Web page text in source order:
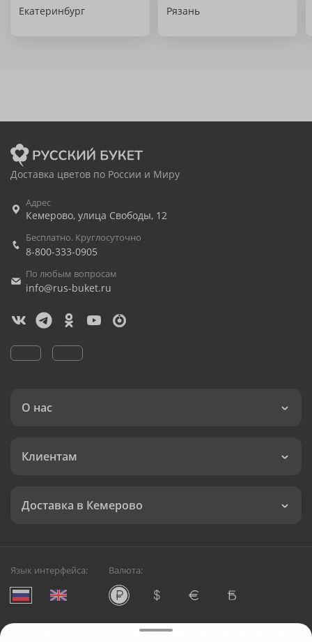
Екатеринбург Рязань
Доставка цветов по России и Миру
Адрес
Кемерово, улица Свободы, 12
Бесплатно. Круглосуточно
8-800-333-0905
По любым вопросам
info@rus-buket.ru
О нас
Клиентам
Доставка в Кемерово
Язык интерфейса: Валюта:
Служба круглосуточной доставки цветов в Кемерово